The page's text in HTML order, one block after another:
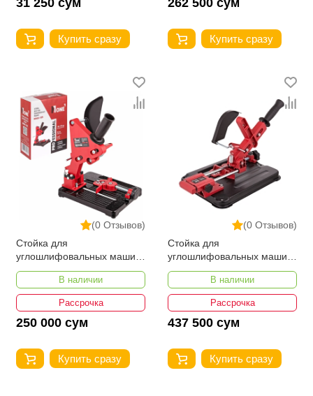
31 250 сум
Купить сразу
262 500 сум
Купить сразу
(0 Отзывов)
Стойка для
углошлифовальных машин
Number One NAGS 125
В наличии
Рассрочка
250 000 сум
Купить сразу
(0 Отзывов)
Стойка для
углошлифовальных машин
Number One NAGS 125
PRO
В наличии
Рассрочка
437 500 сум
Купить сразу